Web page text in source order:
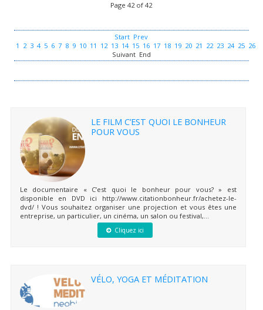
Page 42 of 42
Start Prev
1 2 3 4 5 6 7 8 9 10 11 12 13 14 15 16 17 18 19 20 21 22 23 24 25 26
Suivant End
LE FILM C’EST QUOI LE BONHEUR
POUR VOUS
Le documentaire « C’est quoi le bonheur pour vous? » est
disponible en DVD ici http://www.citationbonheur.fr/achetez-le-
dvd/ ! Vous souhaitez organiser une projection et vous êtes une
entreprise, un particulier, un cinéma, un salon ou festival,...
Cliquez ici
VÉLO, YOGA ET MÉDITATION